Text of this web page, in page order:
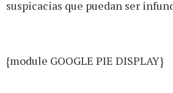
suspicacias que puedan ser
{module GOOGLE PIE DISPLAY}